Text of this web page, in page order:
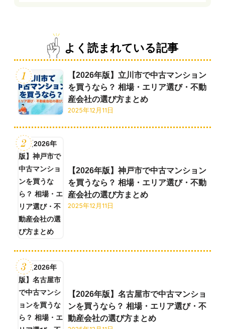
よく読まれている記事
【2026年版】立川市で中古マンション
を買うなら？ 相場・エリア選び・不動
産会社の選び方まとめ
2025年12月11日
【2026年版】神戸市で中古マンション
を買うなら？ 相場・エリア選び・不動
産会社の選び方まとめ
2025年12月11日
【2026年版】名古屋市で中古マンショ
ンを買うなら？ 相場・エリア選び・不
動産会社の選び方まとめ